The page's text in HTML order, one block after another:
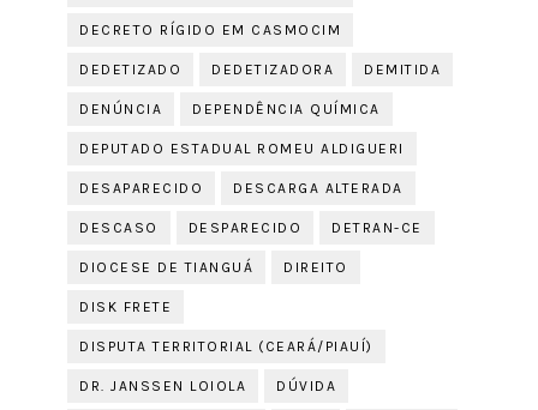
DECRETO RÍGIDO EM CASMOCIM
DEDETIZADO DEDETIZADORA DEMITIDA
DENÚNCIA DEPENDÊNCIA QUÍMICA
DEPUTADO ESTADUAL ROMEU ALDIGUERI
DESAPARECIDO DESCARGA ALTERADA
DESCASO DESPARECIDO DETRAN-CE
DIOCESE DE TIANGUÁ DIREITO
DISK FRETE
DISPUTA TERRITORIAL (CEARÁ/PIAUÍ)
DR. JANSSEN LOIOLA DÚVIDA